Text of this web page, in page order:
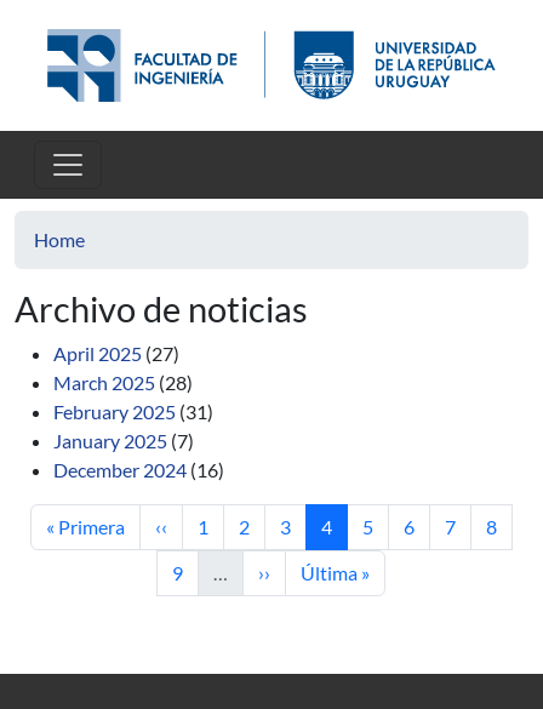
Home
Archivo de noticias
April 2025 (27)
March 2025 (28)
February 2025 (31)
January 2025 (7)
December 2024 (16)
First page
« Primera Previous page
‹‹ Page
1 Page
2 Page
3 Current page
4 Page
5 Page
6 Page
7 Page
8
Page
9 … Next page
›› Last page
Última »